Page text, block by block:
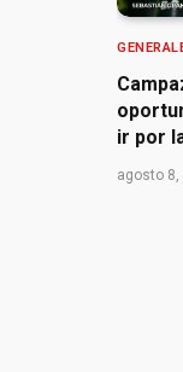
ir por
agosto 8,